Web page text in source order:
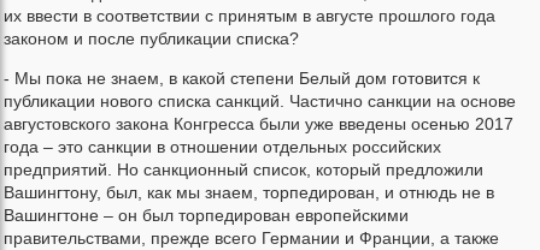
их ввести в соответствии с принятым в августе прошлого года
законом и после публикации списка?
- Мы пока не знаем, в какой степени Белый дом готовится к
публикации нового списка санкций. Частично санкции на основе
августовского закона Конгресса были уже введены осенью 2017
года – это санкции в отношении отдельных российских
предприятий. Но санкционный список, который предложили
Вашингтону, был, как мы знаем, торпедирован, и отнюдь не в
Вашингтоне – он был торпедирован европейскими
правительствами, прежде всего Германии и Франции, а также